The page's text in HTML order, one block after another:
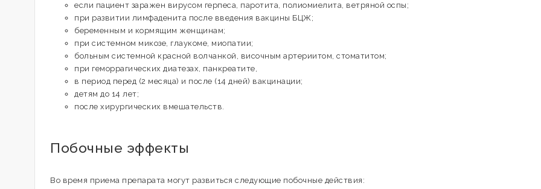
если пациент заражен вирусом герпеса, паротита, полиомиелита, ветряной оспы;
при развитии лимфаденита после введения вакцины БЦЖ;
беременным и кормящим женщинам;
при системном микозе, глаукоме, миопатии;
больным системной красной волчанкой, височным артериитом, стоматитом;
при геморрагических диатезах, панкреатите,
в период перед (2 месяца) и после (14 дней) вакцинации;
детям до 14 лет;
после хирургических вмешательств.
Побочные эффекты
Во время приема препарата могут развиться следующие побочные действия: